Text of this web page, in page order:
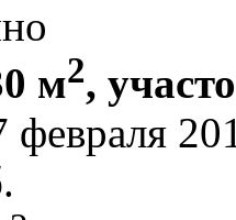
м2,
февраля